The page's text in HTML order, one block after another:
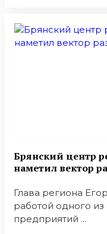
Брянский центр
наметил вектор
Глава региона
работой одного
предприятий ...